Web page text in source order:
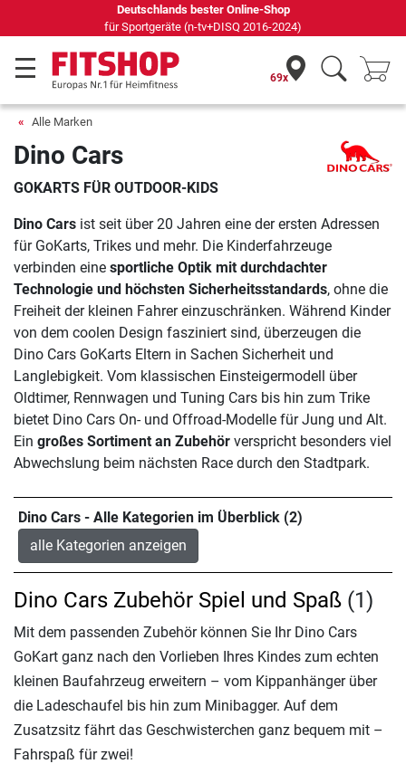
Deutschlands bester Online-Shop
für Sportgeräte (n-tv+DISQ 2016-2024)
69x
Alle Marken
Dino Cars
GOKARTS FÜR OUTDOOR-KIDS
Dino Cars ist seit über 20 Jahren eine der ersten Adressen
für GoKarts, Trikes und mehr. Die Kinderfahrzeuge
verbinden eine sportliche Optik mit durchdachter
Technologie und höchsten Sicherheitsstandards, ohne die
Freiheit der kleinen Fahrer einzuschränken. Während Kinder
von dem coolen Design fasziniert sind, überzeugen die
Dino Cars GoKarts Eltern in Sachen Sicherheit und
Langlebigkeit. Vom klassischen Einsteigermodell über
Oldtimer, Rennwagen und Tuning Cars bis hin zum Trike
bietet Dino Cars On- und Offroad-Modelle für Jung und Alt.
Ein großes Sortiment an Zubehör verspricht besonders viel
Abwechslung beim nächsten Race durch den Stadtpark.
Dino Cars - Alle Kategorien im Überblick (2)
alle Kategorien anzeigen
Dino Cars Zubehör Spiel und Spaß (1)
Mit dem passenden Zubehör können Sie Ihr Dino Cars
GoKart ganz nach den Vorlieben Ihres Kindes zum echten
kleinen Baufahrzeug erweitern – vom Kippanhänger über
die Ladeschaufel bis hin zum Minibagger. Auf dem
Zusatzsitz fährt das Geschwisterchen ganz bequem mit –
Fahrspaß für zwei!